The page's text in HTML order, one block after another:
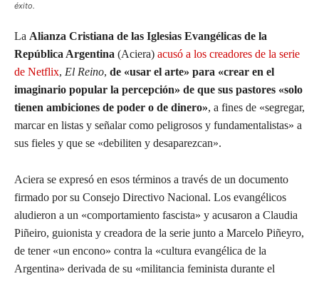
éxito.
La Alianza Cristiana de las Iglesias Evangélicas de la
República Argentina (Aciera) acusó a los creadores de la serie
de Netflix, El Reino, de «usar el arte» para «crear en el
imaginario popular la percepción» de que sus pastores «solo
tienen ambiciones de poder o de dinero», a fines de «segregar,
marcar en listas y señalar como peligrosos y fundamentalistas» a
sus fieles y que se «debiliten y desaparezcan».
Aciera se expresó en esos términos a través de un documento
firmado por su Consejo Directivo Nacional. Los evangélicos
aludieron a un «comportamiento fascista» y acusaron a Claudia
Piñeiro, guionista y creadora de la serie junto a Marcelo Piñeyro,
de tener «un encono» contra la «cultura evangélica de la
Argentina» derivada de su «militancia feminista durante el